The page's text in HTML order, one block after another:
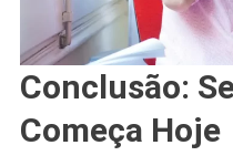
Conclusão:
Começa Hoje